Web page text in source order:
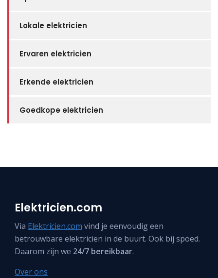
Lokale elektricien
Ervaren elektricien
Erkende elektricien
Goedkope elektricien
Elektricien.com
Via Elektricien.com vind je eenvoudig een
betrouwbare elektricien in de buurt. Ook bij spoed.
Daarom zijn we 24/7 bereikbaar.
Over ons